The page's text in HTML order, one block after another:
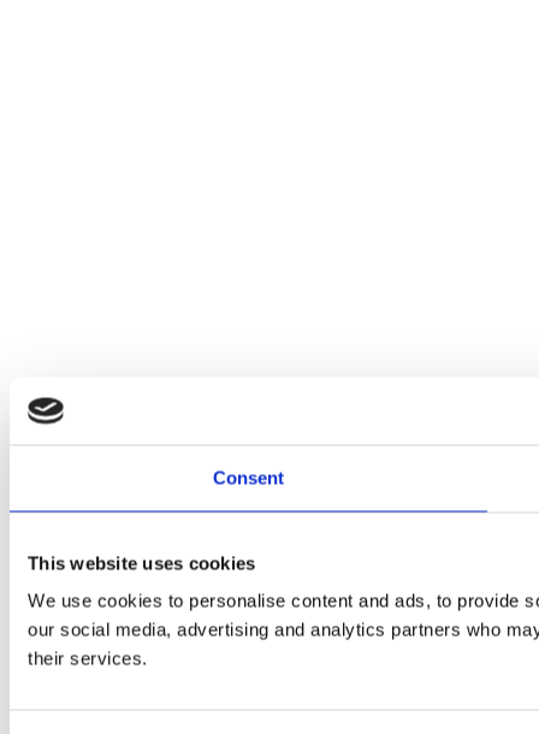
Consent
This website uses cookies
We use cookies to personalise content and ads, to provide
our social media, advertising and analytics partners who
their services.